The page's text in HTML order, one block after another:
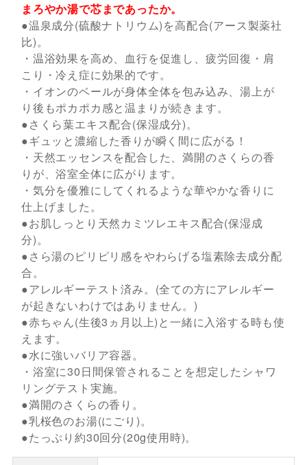
まろやか湯で芯まであったか。
●温泉成分(硫酸ナトリウム)を高配合(アース製薬社
比)。
・温浴効果を高め、血行を促進し、疲労回復・肩
こり・冷え症に効果的です。
・イオンのベールが身体全体を包み込み、湯上が
り後もポカポカ感と温まりが続きます。
●さくら葉エキス配合(保湿成分)。
●ギュッと濃縮した香りが瞬く間に広がる！
・天然エッセンスを配合した、満開のさくらの香
りが、浴室全体に広がります。
・気分を優雅にしてくれるような華やかな香りに
仕上げました。
●お肌しっとり天然カミツレエキス配合(保湿成
分)。
●さら湯のピリピリ感をやわらげる塩素除去成分配
合。
●アレルギーテスト済み。(全ての方にアレルギー
が起きないわけではありません。)
●赤ちゃん(生後3ヵ月以上)と一緒に入浴する時も使
えます。
●水に強いバリア容器。
・浴室に30日間保管されることを想定したシャワ
リングテスト実施。
●満開のさくらの香り。
●乳桜色のお湯(にごり)。
●たっぷり約30回分(20g使用時)。